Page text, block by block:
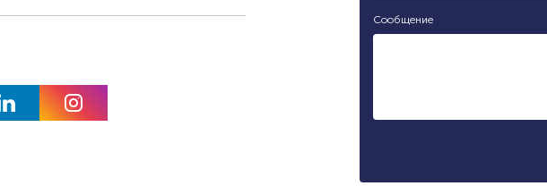
Сообщение